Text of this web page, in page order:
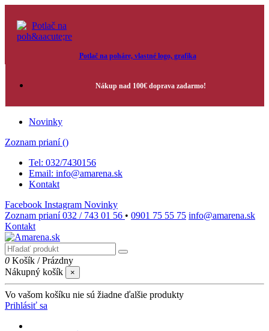
Potlač na poháre, vlastné logo, grafika
Nákup nad 100€ doprava zadarmo!
Novinky
Zoznam prianí ()
Tel: 032/7430156
Email: info@amarena.sk
Kontakt
Facebook Instagram Novinky
Zoznam prianí 032 / 743 01 56 • 0901 75 55 75 info@amarena.sk
Kontakt
0 Košík /Prázdny
Nákupný košík
×
Vo vašom košíku nie sú žiadne ďalšie produkty
Prihlásiť sa